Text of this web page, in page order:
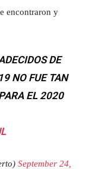
encontraron y
DE
NO FUE TAN
EL 2020
September 24,